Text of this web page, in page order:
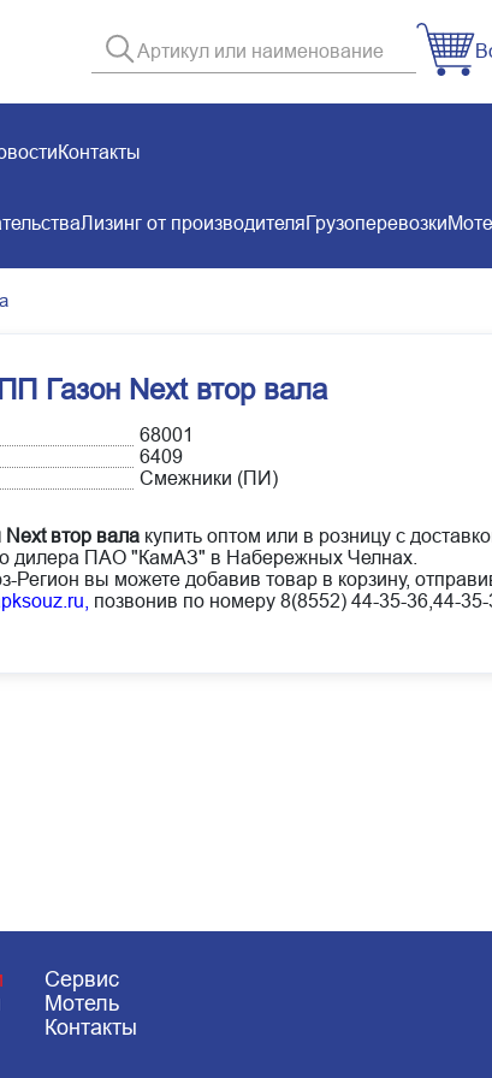
Контакты
Лизинг от производителяГрузоперевозки
Газон Next втор вала
68001
6409
Смежники (ПИ)
втор вала купить оптом или в розницу с
дилера ПАО "КамАЗ" в Набережных Челнах.
Регион вы можете добавив товар в корзину,
позвонив по номеру 8(8552) 44-35-36,44-
Сервис
Мотель
Контакты